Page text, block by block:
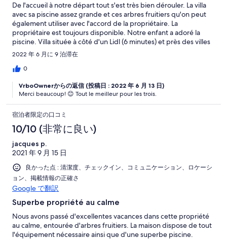
De l'accueil à notre départ tout s'est très bien dérouler. La villa
avec sa piscine assez grande et ces arbres fruitiers qu'on peut
également utiliser avec l'accord de la propriétaire. La
propriétaire est toujours disponible. Notre enfant a adoré la
piscine. Villa située à côté d'un Lidl (6 minutes) et près des villes
de Albufeira, ( comptez 15-20min)
2022 年 6 月に 9 泊滞在
0
VrboOwnerからの返信 (投稿日 : 2022 年 6 月 13 日)
Merci beaucoup! 😊 Tout le meilleur pour les trois.
宿泊者限定の口コミ
10/10 (非常に良い)
jacques p.
2021 年 9 月 15 日
良かった点 : 清潔度、チェックイン、コミュニケーション、ロケーシ
ョン、掲載情報の正確さ
Google で翻訳
Superbe propriété au calme
Nous avons passé d'excellentes vacances dans cette propriété
au calme, entourée d'arbres fruitiers. La maison dispose de tout
l'équipement nécessaire ainsi que d'une superbe piscine.